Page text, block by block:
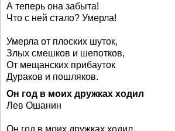
А теперь она забыта!
Что с ней стало? Умерла!
Умерла от плоских шуток,
Злых смешков и шепотков,
От мещанских прибауток
Дураков и пошляков.
Он год в моих дружках ходил
Лев Ошанин
Он год в моих дружках ходил,